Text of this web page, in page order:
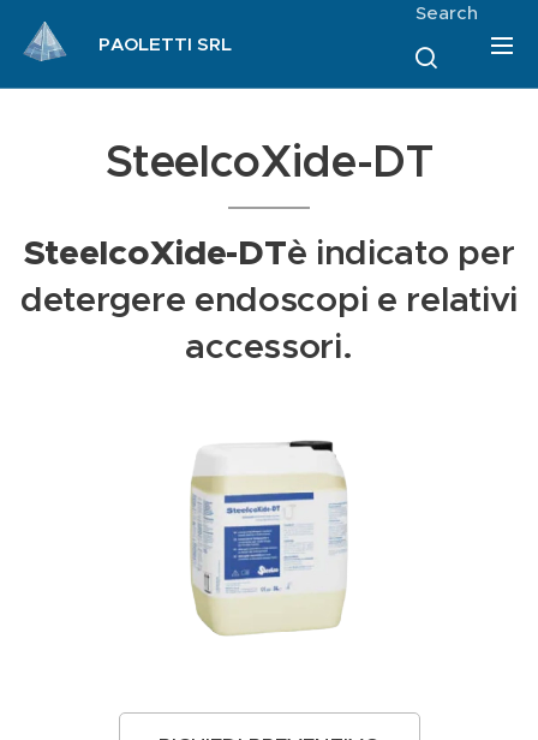
PAOLETTI SRL
Search
SteelcoXide-DT
SteelcoXide-DTè indicato per
detergere endoscopi e relativi
accessori.